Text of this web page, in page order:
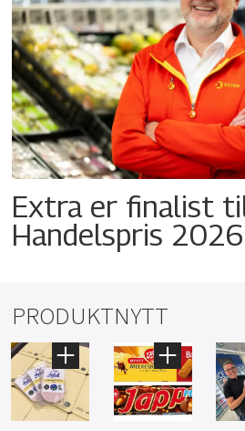
Extra er finalist
Handelspris 2026
PRODUKTNYTT